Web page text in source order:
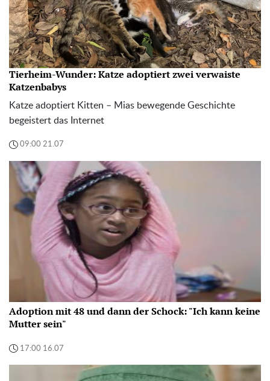
Tierheim-Wunder: Katze adoptiert zwei verwaiste
Katzenbabys
Katze adoptiert Kitten – Mias bewegende Geschichte
begeistert das Internet
09:00 21.07
Adoption mit 48 und dann der Schock: "Ich kann keine
Mutter sein"
17:00 16.07